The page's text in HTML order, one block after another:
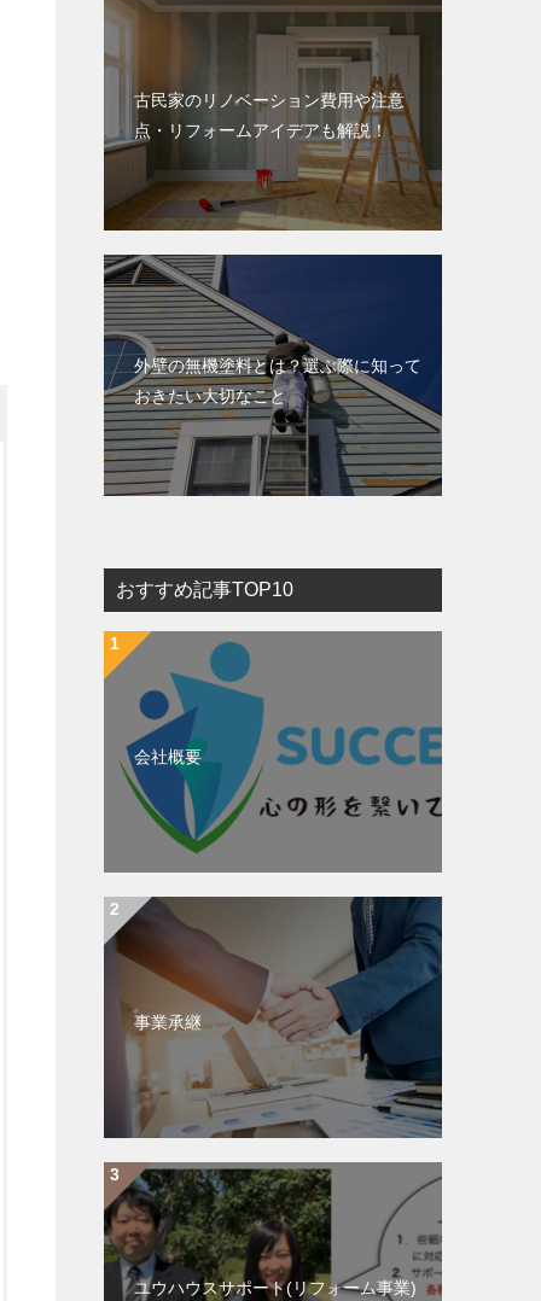
古民家のリノベーション費用や注意
点・リフォームアイデアも解説！
外壁の無機塗料とは？選ぶ際に知って
おきたい大切なこと
おすすめ記事TOP10
会社概要
事業承継
ユウハウスサポート(リフォーム事業)